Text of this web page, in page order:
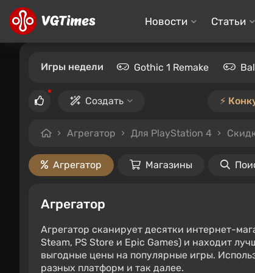
Новости Статьи
Игры недели Gothic 1 Remake
Создать ⚡️
Агрегатор Для PlayStation 4
Агрегатор Магазины
Агрегатор
Агрегатор сканирует десятки интернет-
Steam, PS Store и Epic Games) и находит
выгодные цены на популярные игры.
разных платформ и так далее.